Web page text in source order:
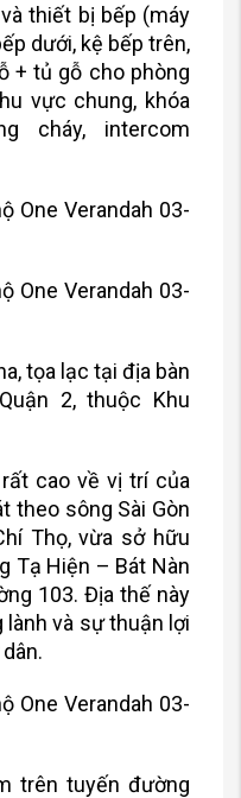
thiết bị bếp (máy
dưới, kệ bếp trên,
+ tủ gỗ cho phòng
vực chung, khóa
cháy, intercom
tọa lạc tại địa bàn
2, thuộc Khu
cao về vị trí của
theo sông Sài Gòn
Thọ, vừa sở hữu
Tạ Hiện – Bát Nàn
103. Địa thế này
và sự thuận lợi
trên tuyến đường